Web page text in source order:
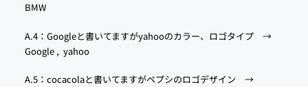
BMW
A.4：Googleと書いてますがyahooのカラー、ロゴタイプ →
Google, yahoo
A.5：cocacolaと書いてますがペプシのロゴデザイン →